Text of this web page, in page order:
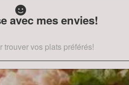
avec mes envies!
trouver vos plats préférés!